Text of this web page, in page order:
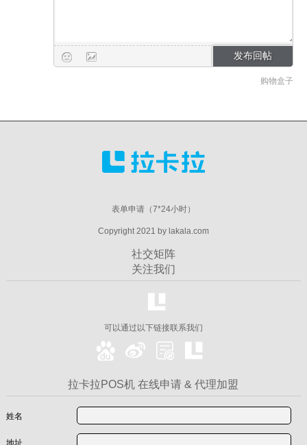
购物盒子
表单申请（7*24小时）
Copyright 2021 by lakala.com
社交矩阵
关注我们
可以通过以下链接联系我们
拉卡拉POS机 在线申请 & 代理加盟
姓名
地址